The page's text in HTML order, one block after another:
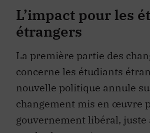
L’impact pour les
La première partie des
concerne les étudiants
nouvelle politique annule
changement mis en œuvre
gouvernement libéral, juste